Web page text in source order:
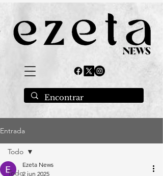
Entrada
Todo
Todo
Ezeta News
2 jun 2025